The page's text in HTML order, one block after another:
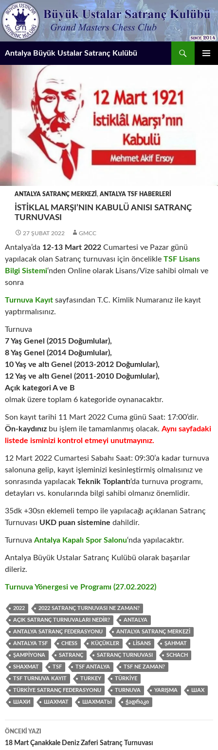
İçeriğe
atla
Antalya Büyük Ustalar Satranç Kulübü
ANTALYA SATRANÇ MERKEZI , ANTALYA TSF HABERLERI
İSTIKLAL MARŞI’NIN KABULÜ ANISI SATRANÇ
TURNUVASI
27 ŞUBAT 2022 GMCC
Antalya’da 12-13 Mart 2022 Cumartesi ve Pazar günü
yapılacak olan Satranç turnuvası için öncelikle TSF Lisans
Bilgi Sistemi‘nden Online olarak Lisans/Vize sahibi olmalı ve
sonra
Turnuva Kayıt sayfasından T.C. Kimlik Numaranız ile kayıt
yaptırmalısınız.
Turnuva
7 Yaş Genel (2015 Doğumlular),
8 Yaş Genel (2014 Doğumlular),
10 Yaş ve altı Genel (2013-2012 Doğumlular),
12 Yaş ve altı Genel (2011-2010 Doğumlular),
Açık kategori A ve B
olmak üzere toplam 6 kategoride oynanacaktır.
Son kayıt tarihi 11 Mart 2022 Cuma günü Saat: 17:00’dir.
Ön-kaydınız bu işlem ile tamamlanmış olacak. Aynı sayfadaki
listede isminizi kontrol etmeyi unutmayınız.
12 Mart 2022 Cumartesi Sabahı Saat: 09:30’a kadar turnuva
salonuna gelip, kayıt işleminizi kesinleştirmiş olmalısınız ve
sonrasında yapılacak Teknik Toplantı‘da turnuva programı,
detayları vs. konularında bilgi sahibi olmanız önemlidir.
35dk +30sn eklemeli tempo ile yapılacağı açıklanan Satranç
Turnuvası UKD puan sistemine dahildir.
Turnuva Antalya Kapalı Spor Salonu‘nda yapılacaktır.
Antalya Büyük Ustalar Satranç Kulübü olarak başarılar
dileriz.
Turnuva Yönergesi ve Programı (27.02.2022)
2022 2022 SATRANÇ TURNUVASI NE ZAMAN?
AÇIK SATRANÇ TURNUVALARI NEDIR? ANTALYA
ANTALYA SATRANÇ FEDERASYONU ANTALYA SATRANÇ MERKEZI
ANTALYA TSF CHESS KÜÇÜKLER LISANS ŞAHMAT
ŞAMPIYONA SATRANÇ SATRANÇ TURNUVASI SCHACH
SHAXMAT TSF TSF ANTALYA TSF NE ZAMAN?
TSF TURNUVA KAYIT TURKEY TÜRKIYE
TÜRKIYE SATRANÇ FEDERASYONU TURNUVA YARIŞMA ШАХ
ШАХИ ШАХМАТ ШАХМАТЫ ᲭᲐᲓᲠᲐᲙᲘ
Yazı
dolaşımı
ÖNCEKI YAZI
18 Mart Çanakkale Deniz Zaferi Satranç Turnuvası